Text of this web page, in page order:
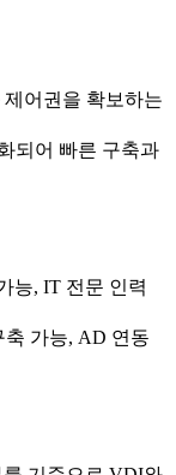
어권을 확보하는
되어 빠른 구축과
능, IT 전문 인력
축 가능, AD 연동